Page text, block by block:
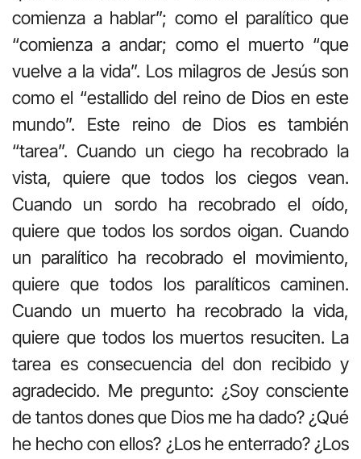
comienza a hablar”; como el paralítico que
“comienza a andar; como el muerto “que
vuelve a la vida”. Los milagros de Jesús son
como el “estallido del reino de Dios en este
mundo”. Este reino de Dios es también
“tarea”. Cuando un ciego ha recobrado la
vista, quiere que todos los ciegos vean.
Cuando un sordo ha recobrado el oído,
quiere que todos los sordos oigan. Cuando
un paralítico ha recobrado el movimiento,
quiere que todos los paralíticos caminen.
Cuando un muerto ha recobrado la vida,
quiere que todos los muertos resuciten. La
tarea es consecuencia del don recibido y
agradecido. Me pregunto: ¿Soy consciente
de tantos dones que Dios me ha dado? ¿Qué
he hecho con ellos? ¿Los he enterrado? ¿Los